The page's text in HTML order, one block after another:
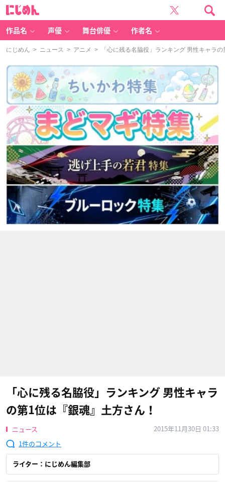
作品名 声優 舞台俳優 作者名
にじめん > ニュース > アニメ > 「心に残る名脇役」ランキング 男性キャラ
「心に残る名脇役」ランキング 男性キャラ
の第1位は『銀魂』土方さん！
ニュース
2015年11月30日 01:33
1
ライター：にじめん編集部